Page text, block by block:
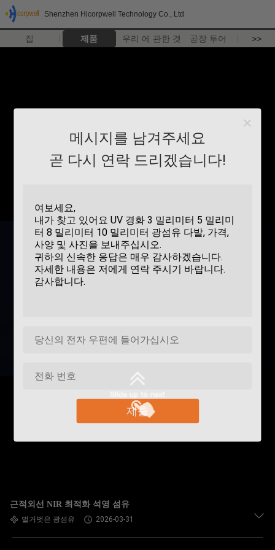
Shenzhen Hicorpwell Technology Co., Ltd
집 제품 우리 에 관한 것 공장 투어 >>
메시지를 남겨주세요
곧 다시 연락 드리겠습니다!
제출
근적외선 NIR 최적화 석영 섬유
벌거벗은 광섬유 2026-03-31